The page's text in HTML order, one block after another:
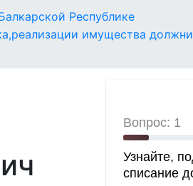
Республике
имущества